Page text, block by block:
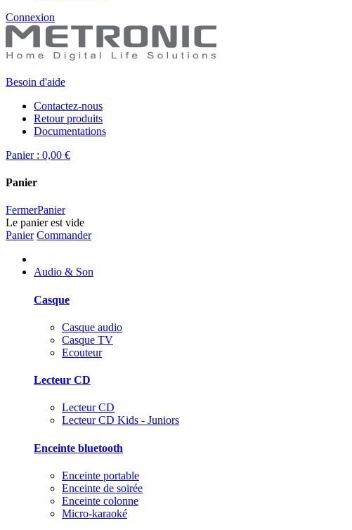
Connexion
Besoin d'aide
Contactez-nous
Retour produits
Documentations
Panier : 0,00 €
Panier
FermerPanier
Le panier est vide
Panier Commander
Audio & Son
Casque
Casque audio
Casque TV
Ecouteur
Lecteur CD
Lecteur CD
Lecteur CD Kids - Juniors
Enceinte bluetooth
Enceinte portable
Enceinte de soirée
Enceinte colonne
Micro-karaoké